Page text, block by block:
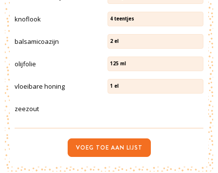
knoflook 4 teentjes
balsamicoazijn 2 el
olijfolie 125 ml
vloeibare honing 1 el
zeezout
VOEG TOE AAN LIJST